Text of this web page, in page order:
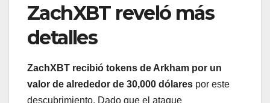
ZachXBT reveló más
detalles
ZachXBT recibió tokens de Arkham por un
valor de alrededor de 30,000 dólares por este
descubrimiento. Dado que el ataque